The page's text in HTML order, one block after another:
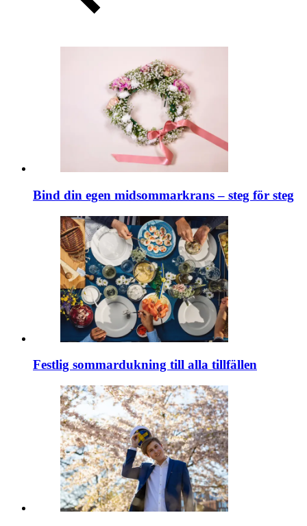
Bind din egen midsommarkrans – steg för steg
Festlig sommardukning till alla tillfällen